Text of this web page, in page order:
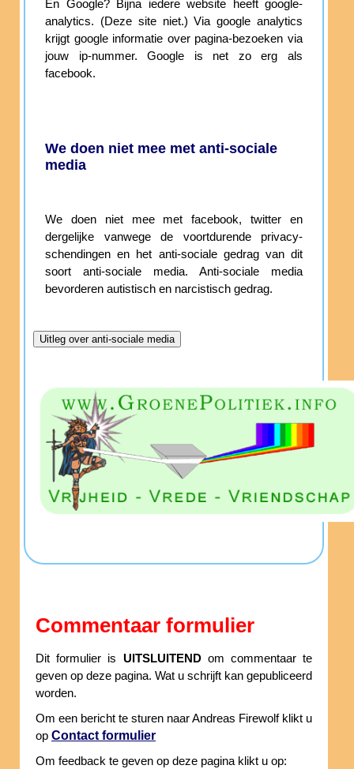
En Google? Bijna iedere website heeft google-
analytics. (Deze site niet.) Via google analytics
krijgt google informatie over pagina-bezoeken via
jouw ip-nummer. Google is net zo erg als
facebook.
We doen niet mee met anti-sociale
media
We doen niet mee met facebook, twitter en
dergelijke vanwege de voortdurende privacy-
schendingen en het anti-sociale gedrag van dit
soort anti-sociale media. Anti-sociale media
bevorderen autistisch en narcistisch gedrag.
Commentaar formulier
Dit formulier is UITSLUITENDom commentaar te
geven op deze pagina. Wat u schrijft kan gepubliceerd
worden.
Om een bericht te sturen naar Andreas Firewolf klikt u
op Contact formulier
Om feedback te geven op deze pagina klikt u op: